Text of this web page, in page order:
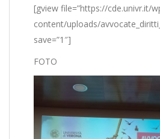
[gview file=”https://cde.univr.it/
content/uploads/
save=”1″]
FOTO